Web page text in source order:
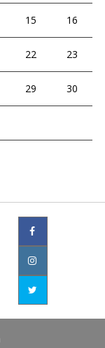
15 16
22 23
29 30